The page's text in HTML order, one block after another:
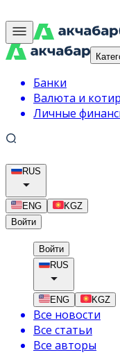
Банки
Валюта и
Личные
RUS
ENG
KGZ
Войти
Войти
RUS
ENG KGZ
Все новости
Все статьи
Все авторы